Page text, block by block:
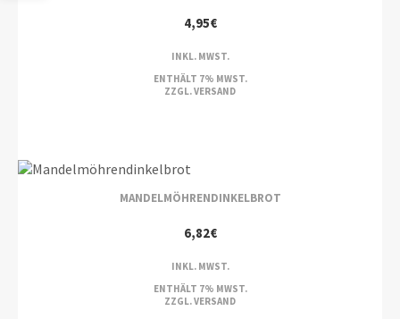
4,95€
INKL. MWST.
ENTHÄLT 7% MWST.
ZZGL.VERSAND
MANDELMÖHRENDINKELBROT
6,82€
INKL. MWST.
ENTHÄLT 7% MWST.
ZZGL.VERSAND